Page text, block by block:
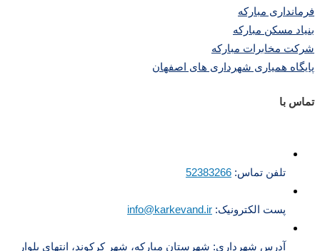
فرمانداری مبارکه
بنیاد مسکن مبارکه
شرکت مخابرات مبارکه
پایگاه همیاری شهرداری های اصفهان
تماس با
تلفن تماس: 52383266
پست الکترونیک: info@karkevand.ir
آدرس شهرداری: شهرستان مبارکه، شهر کرکوند، انتهای بلوار